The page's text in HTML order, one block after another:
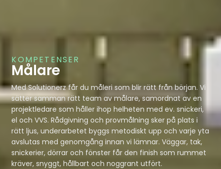
KOMPETENSER
Målare
Med Solutionerz får du måleri som blir rätt från början. Vi
sätter samman rätt team av målare, samordnat av en
projektledare som håller ihop helheten med ev. snickeri,
el och VVS. Rådgivning och provmålning sker på plats i
rätt ljus, underarbetet byggs metodiskt upp och varje yta
avslutas med genomgång innan vi lämnar. Väggar, tak,
snickerier, dörrar och fönster får den finish som rummet
kräver, snyggt, hållbart och noggrant utfört.